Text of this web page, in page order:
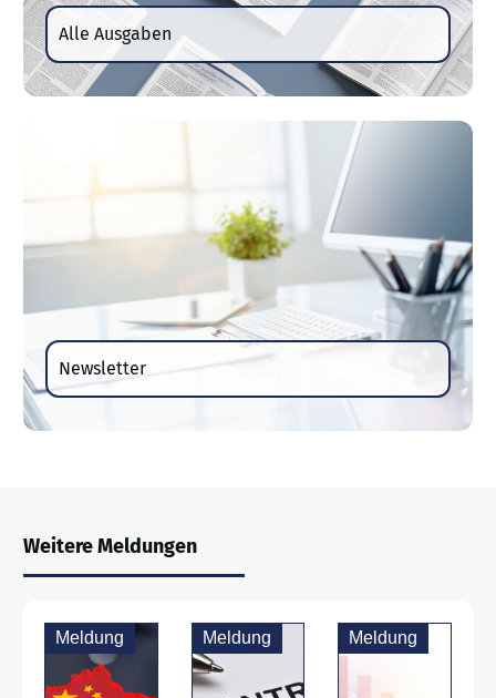
Alle Ausgaben
Newsletter
Weitere Meldungen
Meldung Meldung Meldung